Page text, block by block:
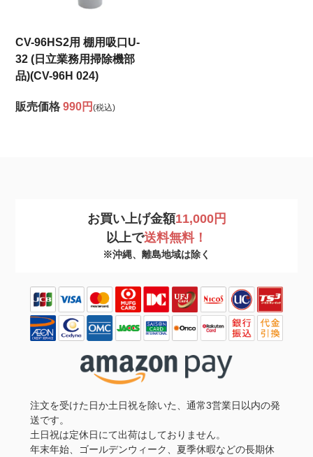
CV-96HS2用 棚用吸口U-
32 (日立業務用掃除機部
品)(CV-96H 024)
販売価格 990円(税込)
お買い上げ金額11,000円
以上で送料無料！
※沖縄、離島地域は除く
注文を受けた日か土日祝を除いた、通常3営業日以内の発
送です。
土日祝は定休日にて出荷はしておりません。
年末年始、ゴールデンウィーク、夏季休暇などの長期休